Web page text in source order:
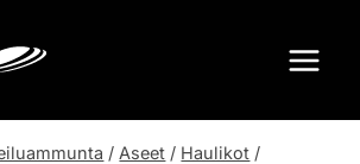
/ Aseet / Haulikot /